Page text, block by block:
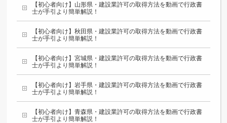
【初心者向け】山形県・建設業許可の取得方法を動画で行政書
士が手引より簡単解説！
【初心者向け】秋田県・建設業許可の取得方法を動画で行政書
士が手引より簡単解説！
【初心者向け】宮城県・建設業許可の取得方法を動画で行政書
士が手引より簡単解説！
【初心者向け】岩手県・建設業許可の取得方法を動画で行政書
士が手引より簡単解説！
【初心者向け】青森県・建設業許可の取得方法を動画で行政書
士が手引より簡単解説！